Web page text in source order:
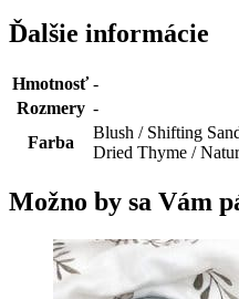
Ďalšie informácie
Hmotnosť -
Rozmery -
Farba
Blush / Shifting
Dried Thyme /
Možno by sa Vám